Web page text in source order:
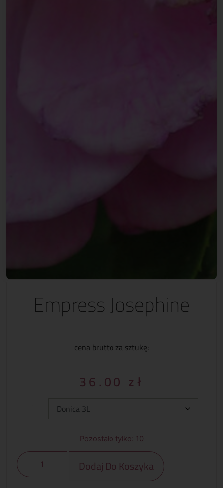
Empress Josephine
cena brutto za sztukę:
36.00 zł
Pozostało tylko: 10
Dodaj Do Koszyka